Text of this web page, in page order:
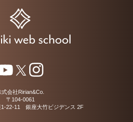
式会社Ririan&Co.
〒104-0061
1-22-11 銀座大竹ビジデンス 2F